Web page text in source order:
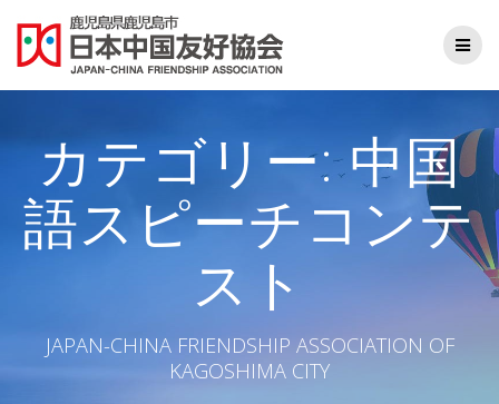
ン
テ
ン
ス
プ
カテゴリー:中国
語スピーチコンテ
スト
JAPAN-CHINA FRIENDSHIP ASSOCIATION OF
KAGOSHIMA CITY